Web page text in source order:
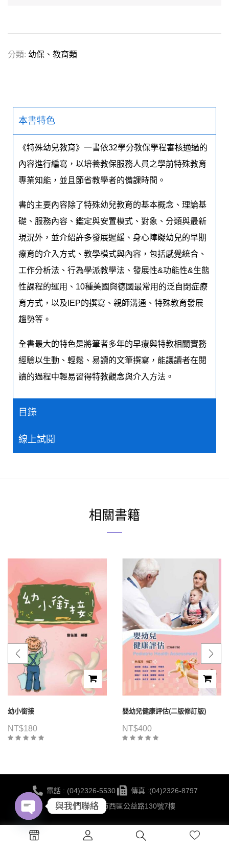
分類: 幼保、教育類
本書特色
《特殊幼兒教育》一書依32學分教保學程審核通過的
內容進行編寫，以培養教保服務人員之學前特殊教育
專業知能，並且節省教學者的備課時間。
書的主要內容除了特殊幼兒教育的基本概念、理論基
礎、服務內容、鑑定與安置模式、對象、分類與最新
現況外，並介紹許多發展遲緩、身心障礙幼兒的早期
療育的介入方式、教學模式與內容，包括感覺統合、
工作分析法、行為學派教學法、發展性&功能性&生態
性課程的運用、10種美國與德國最常用的泛自閉症療
育方式，以及IEP的撰寫、親師溝通、特殊教育發展
趨勢等。
全書最大的特色是將筆者多年的早療與特教相關實務
經驗以生動、輕鬆、易讀的文筆撰寫，能讓讀者在閱
讀的過程中輕易習得特教觀念與介入方法。
目錄
線上試閱
相關書籍
幼小銜接
NT$180
嬰幼兒健康評估(二版修訂版)
NT$400
電話 : (04)2326-5530
傳真 :(04)2326-8797
地點 :台中市西區公益路130號7樓
©2021 華格那出版有限公司 版權所有 | 網站建置 BY
設計有限公司
與我們聯絡
Open
chaty